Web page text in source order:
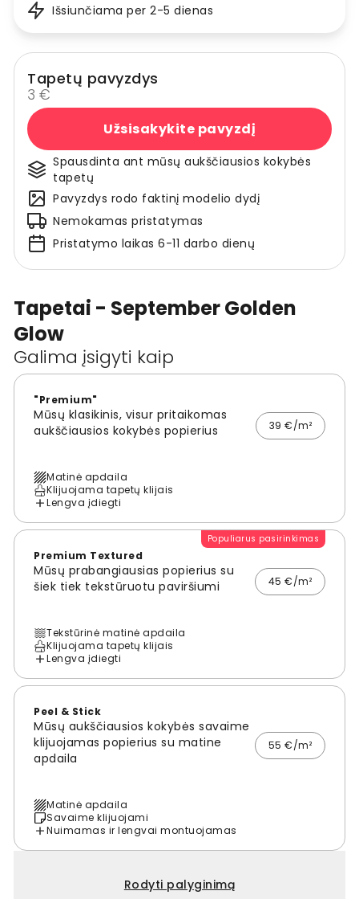
Tapetai - September Golden
Glow
Galima įsigyti kaip
"Premium"
Mūsų klasikinis, visur pritaikomas
aukščiausios kokybės popierius
39 €/m²
Matinė apdaila
Klijuojama tapetų klijais
Lengva įdiegti
Populiarus pasirinkimas
Premium Textured
Mūsų prabangiausias popierius su
šiek tiek tekstūruotu paviršiumi
45 €/m²
Tekstūrinė matinė apdaila
Klijuojama tapetų klijais
Lengva įdiegti
Peel & Stick
Mūsų aukščiausios kokybės savaime
klijuojamas popierius su matine
apdaila
55 €/m²
Matinė apdaila
Savaime klijuojami
Nuimamas ir lengvai montuojamas
Rodyti palyginimą
Išsiunčiama per 2-5 dienas
Tapetų pavyzdys
3 €
Užsisakykite pavyzdį
Spausdinta ant mūsų aukščiausios kokybės
tapetų
Pavyzdys rodo faktinį modelio dydį
Nemokamas pristatymas
Pristatymo laikas 6-11 darbo dienų